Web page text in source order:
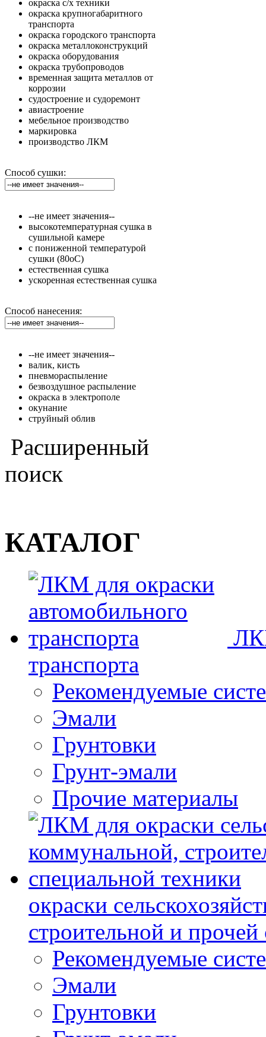
окраска с/х техники
окраска крупногабаритного
транспорта
окраска городского транспорта
окраска металлоконструкций
окраска оборудования
окраска трубопроводов
временная защита металлов от
коррозии
судостроение и судоремонт
авиастроение
мебельное производство
маркировка
производство ЛКМ
Способ сушки:
--не имеет значения--
высокотемпературная сушка в
сушильной камере
с пониженной температурой
сушки (80оС)
естественная сушка
ускоренная естественная сушка
Способ нанесения:
--не имеет значения--
валик, кисть
пневмораспыление
безвоздушное распыление
окраска в электрополе
окунание
струйный облив
Расширенный
поиск
КАТАЛОГ
транспорта
Рекомендуемые
Эмали
Грунтовки
Грунт-эмали
Прочие материалы
окраски
строительной и
Рекомендуемые
Эмали
Грунтовки